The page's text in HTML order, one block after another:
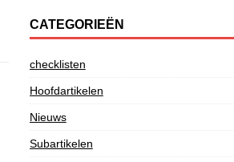
CATEGORIEËN
checklisten
Hoofdartikelen
Nieuws
Subartikelen